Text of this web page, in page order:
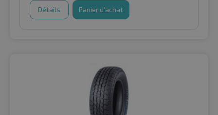
Détails Panier d'achat